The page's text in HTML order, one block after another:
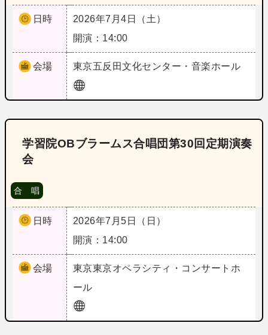
日時
2026年7月4日（土）
開演：14:00
会場 東京五反田文化センター・音楽ホール
学習院OBブラームス合唱団第30回定期演奏
会
合 唱
日時
2026年7月5日（日）
開演：14:00
会場 東京東京オペラシティ・コンサートホ
ール